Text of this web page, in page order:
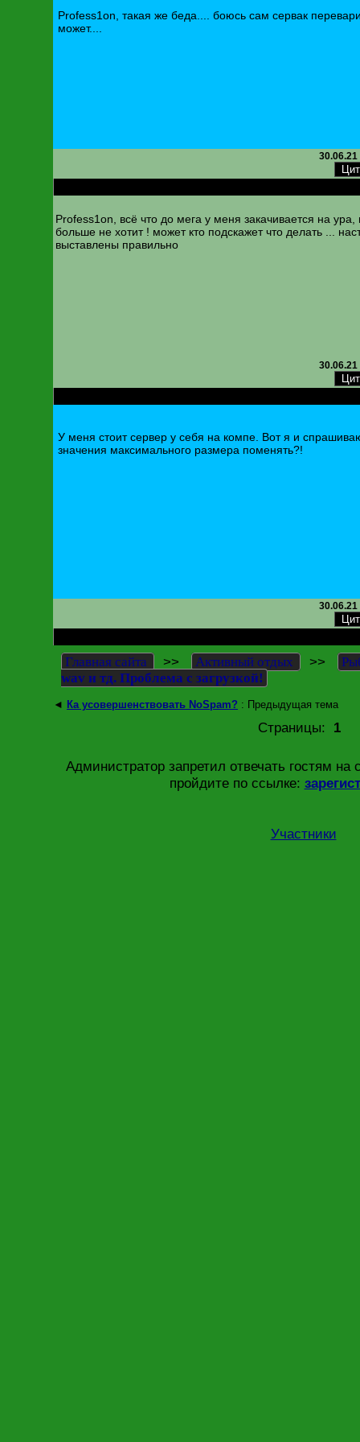
Profess1on, такая же беда.... боюсь сам сервак
может....
Profess1on, всё что до мега у меня закачивается на ура,
больше не хотит ! может кто подскажет что делать ...
выставлены правильно
У меня стоит сервер у себя на компе. Вот я и
значения максимального размера поменять?!
Главная сайта >> Активный отдых >>
wav и тд. Проблема с загрузкой!
◄ Ка усовершенствовать NoSpam? : Предыдущая тема
Страницы: 1
Администратор запретил отвечать гостям
пройдите по ссылке:
Участники